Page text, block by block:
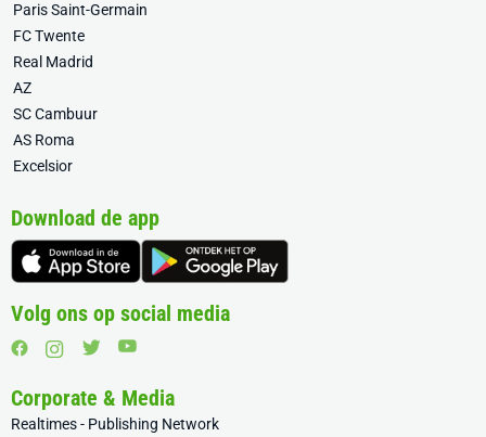
Paris Saint-Germain
FC Twente
Real Madrid
AZ
SC Cambuur
AS Roma
Excelsior
Download de app
Volg ons op social media
Corporate & Media
Realtimes - Publishing Network